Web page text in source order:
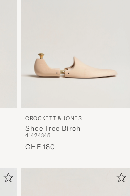
CROCKETT & JONES
Shoe Tree Birch
41424345
CHF 180